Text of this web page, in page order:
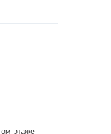
этаже